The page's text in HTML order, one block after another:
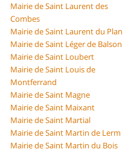
Mairie de Saint Laurent des
Combes
Mairie de Saint Laurent du Plan
Mairie de Saint Léger de Balson
Mairie de Saint Loubert
Mairie de Saint Louis de
Montferrand
Mairie de Saint Magne
Mairie de Saint Maixant
Mairie de Saint Martial
Mairie de Saint Martin de Lerm
Mairie de Saint Martin du Bois